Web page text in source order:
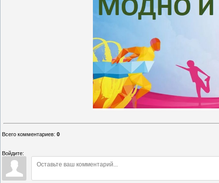
Всего комментариев: 0
Войдите: